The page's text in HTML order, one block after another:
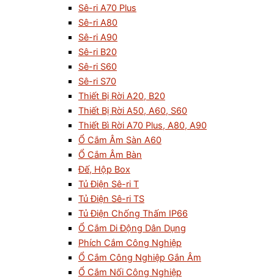
Sê-ri A70 Plus
Sê-ri A80
Sê-ri A90
Sê-ri B20
Sê-ri S60
Sê-ri S70
Thiết Bị Rời A20, B20
Thiết Bị Rời A50, A60, S60
Thiết Bì Rời A70 Plus, A80, A90
Ổ Cắm Âm Sàn A60
Ổ Cắm Âm Bàn
Đế, Hộp Box
Tủ Điện Sê-ri T
Tủ Điện Sê-ri TS
Tủ Điện Chống Thấm IP66
Ổ Cắm Di Động Dân Dụng
Phích Cắm Công Nghiệp
Ổ Cắm Công Nghiệp Gắn Âm
Ổ Cắm Nối Công Nghiệp